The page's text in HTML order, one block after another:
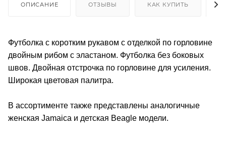
ОПИСАНИЕ ОТЗЫВЫ КАК КУПИТЬ
Футболка с коротким рукавом с отделкой по горловине
двойным рибом с эластаном. Футболка без боковых
швов. Двойная отстрочка по горловине для усиления.
Широкая цветовая палитра.
В ассортименте также представлены аналогичные
женская Jamaica и детская Beagle модели.